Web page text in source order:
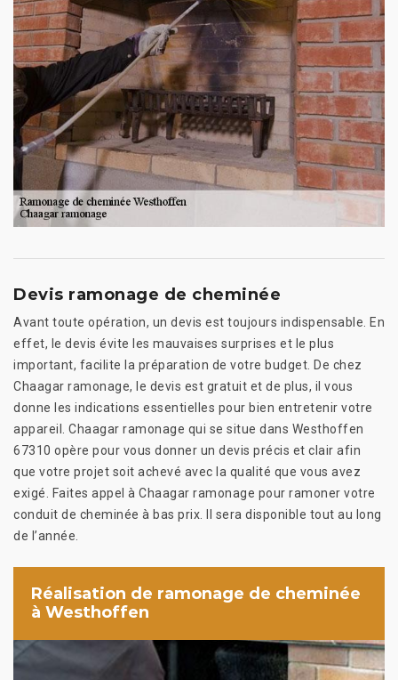
Devis ramonage de cheminée
Avant toute opération, un devis est toujours indispensable. En
effet, le devis évite les mauvaises surprises et le plus
important, facilite la préparation de votre budget. De chez
Chaagar ramonage, le devis est gratuit et de plus, il vous
donne les indications essentielles pour bien entretenir votre
appareil. Chaagar ramonage qui se situe dans Westhoffen
67310 opère pour vous donner un devis précis et clair afin
que votre projet soit achevé avec la qualité que vous avez
exigé. Faites appel à Chaagar ramonage pour ramoner votre
conduit de cheminée à bas prix. Il sera disponible tout au long
de l’année.
Réalisation de ramonage de cheminée
à Westhoffen